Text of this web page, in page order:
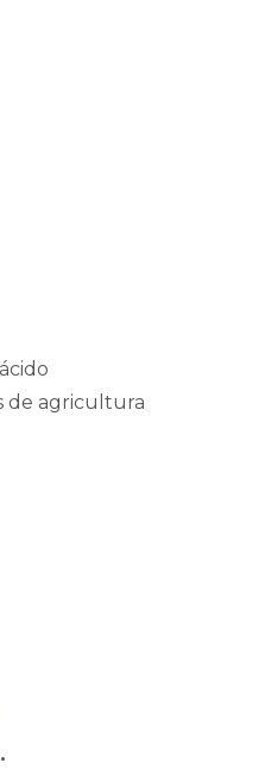
de agricultura